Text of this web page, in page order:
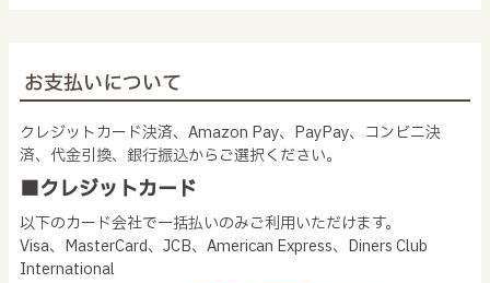
お支払いについて
クレジットカード決済、Amazon Pay、PayPay、コンビニ決
済、代金引換、銀行振込からご選択ください。
■クレジットカード
以下のカード会社で一括払いのみご利用いただけます。
Visa、MasterCard、JCB、American Express、Diners Club
International